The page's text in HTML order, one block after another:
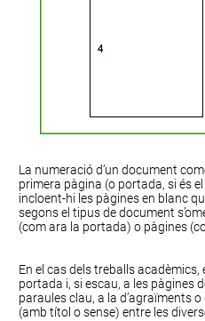
La numeració d’un document
primera pàgina (o portada, si és
incloent-hi les pàgines en blanc
segons el tipus de document
(com ara la portada) o pàgines
En el cas dels treballs acadèmics,
portada i, si escau, a les pàgines
paraules clau, a la d’agraïments o
(amb títol o sense) entre les